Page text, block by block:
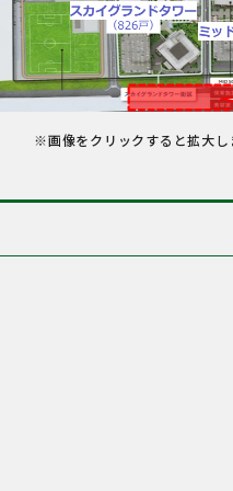
※画像をクリックすると拡大し